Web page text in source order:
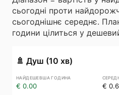
сьогодні проти
сьогоднішнє середнє.
години цілиться у
🚿 Душ (10 хв)
€ 0.00 €